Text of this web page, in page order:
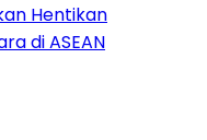
Hentikan
di ASEAN